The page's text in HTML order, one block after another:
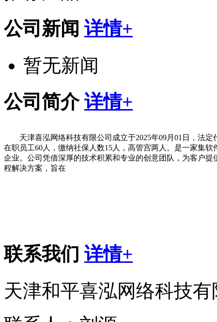
公司新闻 详情+
暂无新闻
公司简介 详情+
天津喜泓网络科技有限公司成立于2025年09月01日，法
在职员工60人，缴纳社保人数15人，高管宫两人。是一家集
企业。公司凭借深厚的技术积累和专业的创意团队，为客户
程解决方案，旨在
联系我们 详情+
天津和平喜泓网络科技